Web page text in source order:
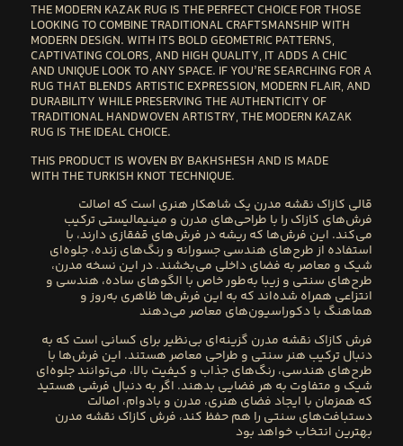
THEMODERN KAZAK RUG IS THE PERFECT CHOICE FOR THOSE
LOOKING TO COMBINETRADITIONAL CRAFTSMANSHIPWITH
MODERN DESIGN. WITH ITS BOLD GEOMETRIC PATTERNS,
CAPTIVATING COLORS, AND HIGH QUALITY, IT ADDS A CHIC
AND UNIQUE LOOK TO ANY SPACE. IF YOU’RE SEARCHING FOR A
RUG THAT BLENDS ARTISTIC EXPRESSION, MODERN FLAIR, AND
DURABILITY WHILE PRESERVING THEAUTHENTICITY OF
TRADITIONAL HANDWOVEN ARTISTRY, THEMODERN KAZAK
RUG IS THE IDEAL CHOICE.
THIS PRODUCT IS WOVEN BY BAKHSHESH AND IS MADE
WITH THETURKISH KNOTTECHNIQUE.
قالی کازاک نقشه مدرن یک شاهکار هنری است که اصالت
فرش‌های کازاک را با طراحی‌های مدرن و مینیمالیستی ترکیب
می‌کند. این فرش‌ها که ریشه در فرش‌های قفقازی دارند، با
استفاده از طرح‌های هندسی جسورانه و رنگ‌های زنده، جلوه‌ای
شیک و معاصر به فضای داخلی می‌بخشند. در این نسخه مدرن،
طرح‌های سنتی و زیبا به‌طور خاص با الگوهای ساده، هندسی و
انتزاعی همراه شده‌اند که به این فرش‌ها ظاهری به‌روز و
هماهنگ با دکوراسیون‌های معاصر می‌دهند
فرش کازاک نقشه مدرن گزینه‌ای بی‌نظیر برای کسانی است که به
دنبال ترکیب هنر سنتی و طراحی معاصر هستند. این فرش‌ها با
طرح‌های هندسی، رنگ‌های جذاب و کیفیت بالا، می‌توانند جلوه‌ای
شیک و متفاوت به هر فضایی بدهند. اگر به دنبال فرشی هستید
که همزمان با ایجاد فضای هنری، مدرن و بادوام، اصالت
دستبافت‌های سنتی را هم حفظ کند، فرش کازاک نقشه مدرن
بهترین انتخاب خواهد بود